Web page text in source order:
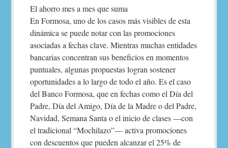
El ahorro mes a mes que suma
En Formosa, uno de los casos más visibles de esta
dinámica se puede notar con las promociones
asociadas a fechas clave. Mientras muchas entidades
bancarias concentran sus beneficios en momentos
puntuales, algunas propuestas logran sostener
oportunidades a lo largo de todo el año. Es el caso
del Banco Formosa, que en fechas como el Día del
Padre, Día del Amigo, Día de la Madre o del Padre,
Navidad, Semana Santa o el inicio de clases —con
el tradicional “Mochilazo”— activa promociones
con descuentos que pueden alcanzar el 25% de